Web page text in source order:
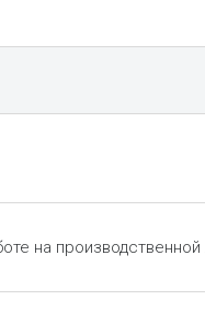
на производственной